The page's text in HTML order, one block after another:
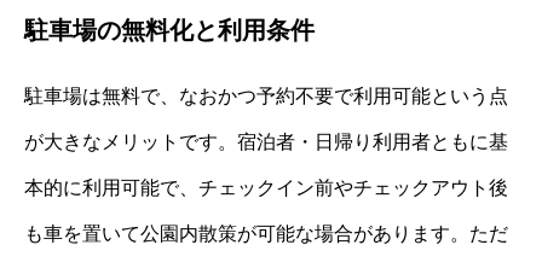
駐車場の無料化と利用条件
駐車場は無料で、なおかつ予約不要で利用可能という点
が大きなメリットです。宿泊者・日帰り利用者ともに基
本的に利用可能で、チェックイン前やチェックアウト後
も車を置いて公園内散策が可能な場合があります。ただ